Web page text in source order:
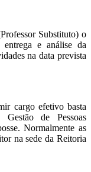
Substituto) o
entrega e análise da
na data prevista
cargo efetivo basta
de Pessoas
Normalmente as
na sede da Reitoria